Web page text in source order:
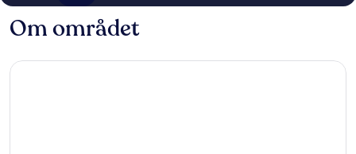
Om området